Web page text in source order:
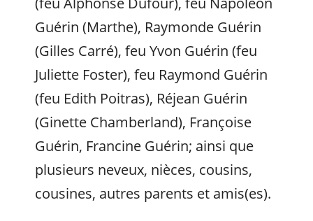
Guérin (Marthe), Raymonde Guérin
(Gilles Carré), feu Yvon Guérin (feu
Juliette Foster), feu Raymond Guérin
(feu Edith Poitras), Réjean Guérin
(Ginette Chamberland), Françoise
Guérin, Francine Guérin; ainsi que
plusieurs neveux, nièces, cousins,
cousines, autres parents et amis(es).